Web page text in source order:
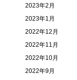
2023年2月
2023年1月
2022年12月
2022年11月
2022年10月
2022年9月